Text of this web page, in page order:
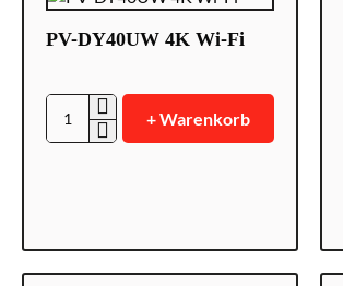
PV-DY40UW 4K Wi-Fi
PV-
+ Warenkorb